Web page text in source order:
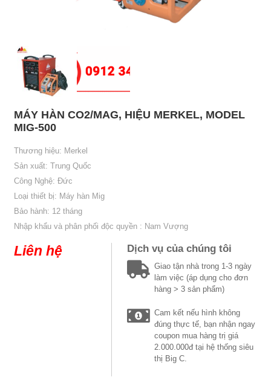
MÁY HÀN CO2/MAG, HIỆU MERKEL, MODEL
MIG-500
Thương hiệu: Merkel
Sản xuất: Trung Quốc
Công Nghệ: Đức
Loại thiết bị: Máy hàn Mig
Bảo hành: 12 tháng
Nhập khẩu và phân phối độc quyền : Nam Vượng
Liên hệ Dịch vụ của chúng tôi
Giao tận nhà trong 1-3 ngày
làm việc (áp dụng cho đơn
hàng > 3 sản phẩm)
Cam kết nếu hình không
đúng thực tế, bạn nhận ngay
coupon mua hàng trị giá
2.000.000đ tại hệ thống siêu
thị Big C.